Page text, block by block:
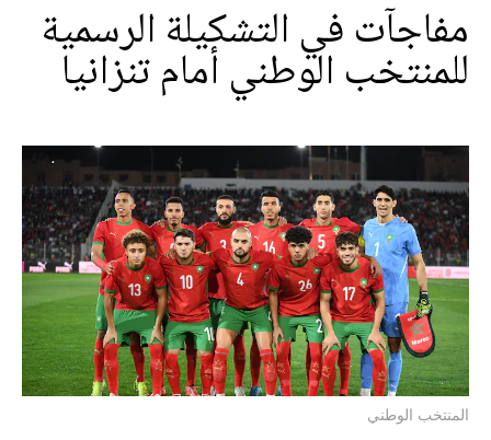
مفاجآت في التشكيلة الرسمية
للمنتخب الوطني أمام تنزانيا
المنتخب الوطني